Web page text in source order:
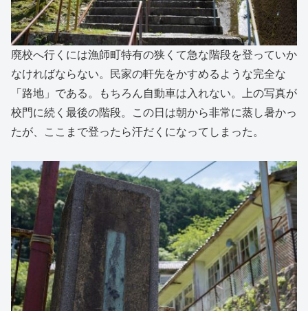
廃校へ行くには漁師町特有の狭くて急な階段を登っていか
なければならない。民家の軒先をかすめるような完全な
「路地」である。もちろん自動車は入れない。上の写真が
校門に続く最後の階段。この日は朝から非常に蒸し暑かっ
たが、ここまで登ったら汗だくになってしまった。